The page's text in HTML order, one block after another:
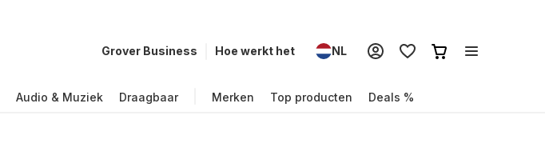
Grover Business Hoe werkt het NL
Audio & Muziek Draagbaar Merken Top producten Deals %